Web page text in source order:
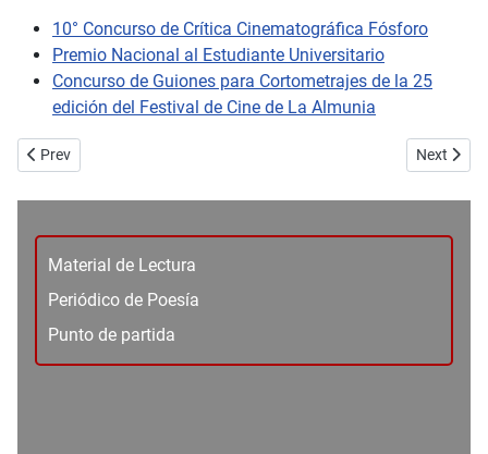
Material de Lectura
Periódico de Poesía
Punto de partida
10° Concurso de Crítica Cinematográfica Fósforo
Premio Nacional al Estudiante Universitario
Concurso de Guiones para Cortometrajes de la 25
edición del Festival de Cine de La Almunia
Previous article: No. 83 - Atalante - Varda por Agnès. Tríptico del
Prev Next
Next